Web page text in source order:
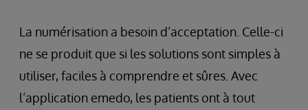
La numérisation a besoin d’acceptation. Celle-ci
ne se produit que si les solutions sont simples à
utiliser, faciles à comprendre et sûres. Avec
l’application emedo, les patients ont à tout